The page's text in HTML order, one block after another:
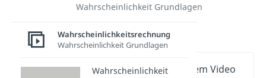
Wahrscheinlichkeit Grundlagen
Stochastik
Wichtige Inhalte in diesem Video
Wahrscheinlichkeitsrechnung
Wahrscheinlichkeit Grundlagen
Wahrscheinlichkeit